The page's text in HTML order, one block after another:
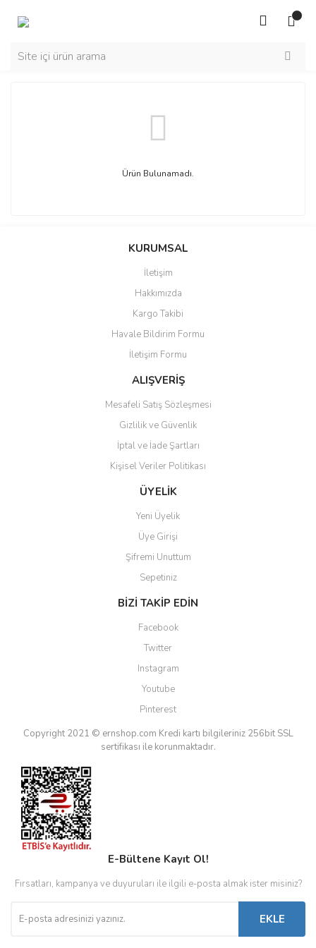
Ürün Bulunamadı.
KURUMSAL
İletişim
Hakkımızda
Kargo Takibi
Havale Bildirim Formu
İletişim Formu
ALIŞVERİŞ
Mesafeli Satış Sözleşmesi
Gizlilik ve Güvenlik
İptal ve İade Şartları
Kişisel Veriler Politikası
ÜYELİK
Yeni Üyelik
Üye Girişi
Şifremi Unuttum
Sepetiniz
BİZİ TAKİP EDİN
Facebook
Twitter
Instagram
Youtube
Pinterest
Copyright 2021 © ernshop.com Kredi kartı bilgileriniz 256bit SSL
sertifikası ile korunmaktadır.
E-Bültene Kayıt Ol!
Fırsatları, kampanya ve duyuruları ile ilgili e-posta almak ister misiniz?
EKLE